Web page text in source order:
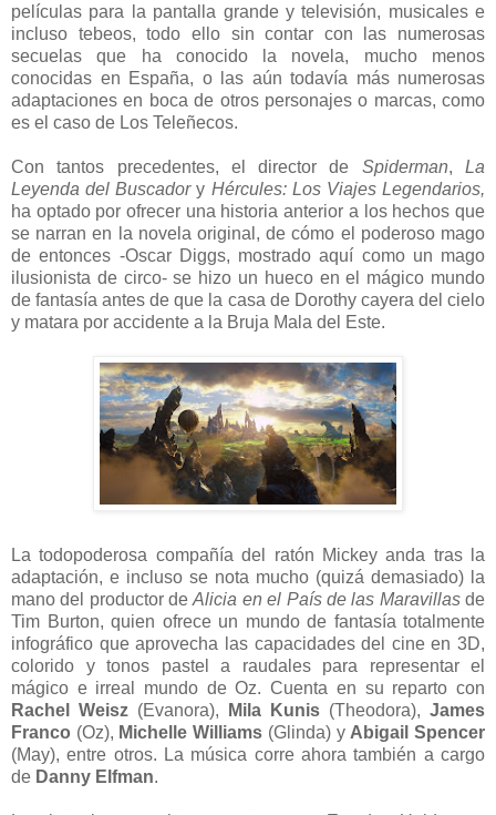
películas para la pantalla grande y televisión, musicales e
incluso tebeos, todo ello sin contar con las numerosas
secuelas que ha conocido la novela, mucho menos
conocidas en España, o las aún todavía más numerosas
adaptaciones en boca de otros personajes o marcas, como
es el caso de Los Teleñecos.
Con tantos precedentes, el director de Spiderman,La
Leyenda del Buscadory Hércules: Los Viajes Legendarios,
ha optado por ofrecer una historia anterior a los hechos que
se narran en la novela original, de cómo el poderoso mago
de entonces -Oscar Diggs, mostrado aquí como un mago
ilusionista de circo- se hizo un hueco en el mágico mundo
de fantasía antes de que la casa de Dorothy cayera del cielo
y matara por accidente a la Bruja Mala del Este.
La todopoderosa compañía del ratón Mickey anda tras la
adaptación, e incluso se nota mucho (quizá demasiado) la
mano del productor deAlicia en el País de las Maravillasde
Tim Burton, quien ofrece un mundo de fantasía totalmente
infográfico que aprovecha las capacidades del cine en 3D,
colorido y tonos pastel a raudales para representar el
mágico e irreal mundo de Oz. Cuenta en su reparto con
Rachel Weisz (Evanora), Mila Kunis (Theodora), James
Franco (Oz), Michelle Williams (Glinda) y Abigail Spencer
(May), entre otros. La música corre ahora también a cargo
de Danny Elfman.